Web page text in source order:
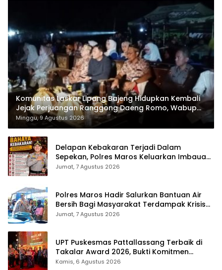
Komunitas Laskar Lipang Bajeng Hidupkan Kembali
Jejak Perjuangan Ranggong Daeng Romo, Wabup
Takalar: Apresiasi Bahwa Sejarah Adalah Warisan
yang Tak Ternilai”.
Minggu, 9 Agustus 2026
Delapan Kebakaran Terjadi Dalam
Sepekan, Polres Maros Keluarkan Imbauan
kepada Masyarakat
Jumat, 7 Agustus 2026
Polres Maros Hadir Salurkan Bantuan Air
Bersih Bagi Masyarakat Terdampak Krisis
Air Bersih Di Maros
Jumat, 7 Agustus 2026
UPT Puskesmas Pattallassang Terbaik di
Takalar Award 2026, Bukti Komitmen
Hadirkan Pelayanan Kesehatan Berkualitas
Kamis, 6 Agustus 2026